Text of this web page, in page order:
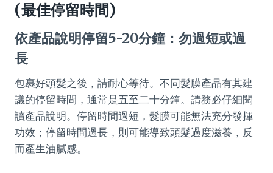
(最佳停留時間)
依產品說明停留5-20分鐘：勿過短或過
長
包裹好頭髮之後，請耐心等待。不同髮膜產品有其建
議的停留時間，通常是五至二十分鐘。請務必仔細閱
讀產品說明。停留時間過短，髮膜可能無法充分發揮
功效；停留時間過長，則可能導致頭髮過度滋養，反
而產生油膩感。